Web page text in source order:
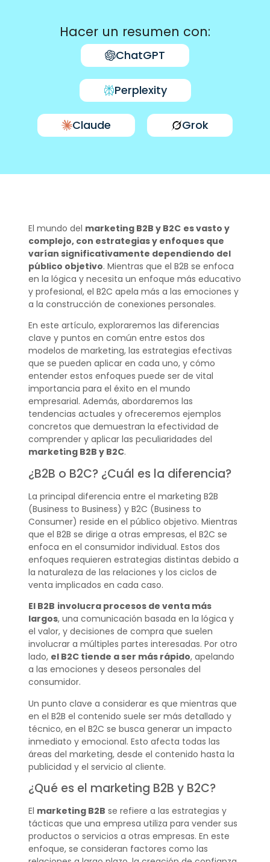
Hacer un resumen con:
ChatGPT
Perplexity
Claude Grok
El mundo del marketing B2B y B2C es vasto y
complejo, con estrategias y enfoques que
varían significativamente dependiendo del
público objetivo. Mientras que el B2B se enfoca
en la lógica y necesita un enfoque más educativo
y profesional, el B2C apela más a las emociones y
a la construcción de conexiones personales.
En este artículo, exploraremos las diferencias
clave y puntos en común entre estos dos
modelos de marketing, las estrategias efectivas
que se pueden aplicar en cada uno, y cómo
entender estos enfoques puede ser de vital
importancia para el éxito en el mundo
empresarial. Además, abordaremos las
tendencias actuales y ofreceremos ejemplos
concretos que demuestran la efectividad de
comprender y aplicar las peculiaridades del
marketing B2B y B2C.
¿B2B o B2C? ¿Cuál es la diferencia?
La principal diferencia entre el marketing B2B
(Business to Business) y B2C (Business to
Consumer) reside en el público objetivo. Mientras
que el B2B se dirige a otras empresas, el B2C se
enfoca en el consumidor individual. Estos dos
enfoques requieren estrategias distintas debido a
la naturaleza de las relaciones y los ciclos de
venta implicados en cada caso.
El B2B involucra procesos de venta más
largos, una comunicación basada en la lógica y
el valor, y decisiones de compra que suelen
involucrar a múltiples partes interesadas. Por otro
lado, el B2C tiende a ser más rápido, apelando
a las emociones y deseos personales del
consumidor.
Un punto clave a considerar es que mientras que
en el B2B el contenido suele ser más detallado y
técnico, en el B2C se busca generar un impacto
inmediato y emocional. Esto afecta todas las
áreas del marketing, desde el contenido hasta la
publicidad y el servicio al cliente.
¿Qué es el marketing B2B y B2C?
El marketing B2B se refiere a las estrategias y
tácticas que una empresa utiliza para vender sus
productos o servicios a otras empresas. En este
enfoque, se consideran factores como las